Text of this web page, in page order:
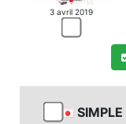
3 avril 2019
SIMPLE